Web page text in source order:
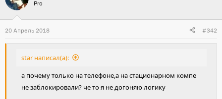
Pro
20 Апрель 2018 #342
star написал(а):
а почему только на телефоне,а на стационарном компе
не заблокировали? че то я не догоняю логику